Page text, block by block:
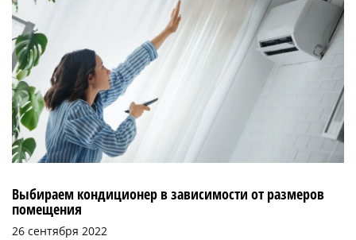
Выбираем кондиционер в зависимости от размеров
помещения
26 сентября 2022